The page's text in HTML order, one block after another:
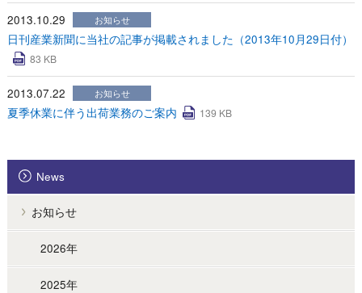
2013.10.29 お知らせ
日刊産業新聞に当社の記事が掲載されました（2013年10月29日付）
83 KB
2013.07.22 お知らせ
夏季休業に伴う出荷業務のご案内 139 KB
News
お知らせ
2026年
2025年